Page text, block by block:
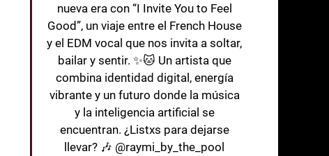
nueva era con “I Invite You to Feel
Good”, un viaje entre el French House
y el EDM vocal que nos invita a soltar,
bailar y sentir. ✨🐱 Un artista que
combina identidad digital, energía
vibrante y un futuro donde la música
y la inteligencia artificial se
encuentran. ¿Listxs para dejarse
llevar? 🎶 @raymi_by_the_pool